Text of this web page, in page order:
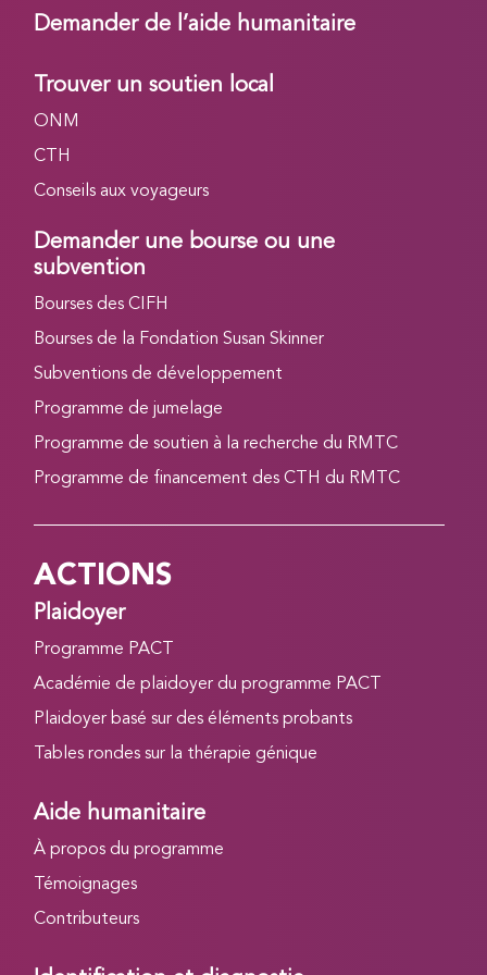
Demander de l’aide humanitaire
Trouver un soutien local
ONM
CTH
Conseils aux voyageurs
Demander une bourse ou une
subvention
Bourses des CIFH
Bourses de la Fondation Susan Skinner
Subventions de développement
Programme de jumelage
Programme de soutien à la recherche du RMTC
Programme de financement des CTH du RMTC
ACTIONS
Plaidoyer
Programme PACT
Académie de plaidoyer du programme PACT
Plaidoyer basé sur des éléments probants
Tables rondes sur la thérapie génique
Aide humanitaire
À propos du programme
Témoignages
Contributeurs